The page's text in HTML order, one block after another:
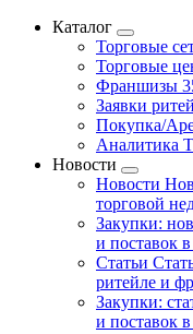
Каталог
Торговые
Торговые
Франшизы
Заявки
Покупка/
Аналитика
Новости
Новости
торговой
Закупки:
и поставок
Статьи
ритейле и
Закупки:
и поставок